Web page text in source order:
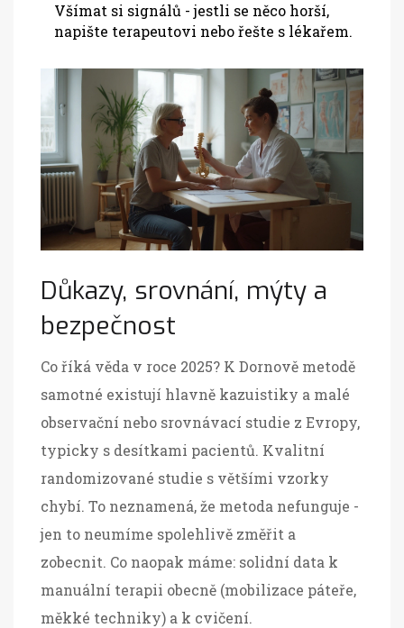
Všímat si signálů - jestli se něco horší,
napište terapeutovi nebo řešte s lékařem.
Důkazy, srovnání, mýty a
bezpečnost
Co říká věda v roce 2025? K Dornově metodě
samotné existují hlavně kazuistiky a malé
observační nebo srovnávací studie z Evropy,
typicky s desítkami pacientů. Kvalitní
randomizované studie s většími vzorky
chybí. To neznamená, že metoda nefunguje -
jen to neumíme spolehlivě změřit a
zobecnit. Co naopak máme: solidní data k
manuální terapii obecně (mobilizace páteře,
měkké techniky) a k cvičení.